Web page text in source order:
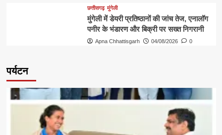
छत्तीसगढ़ मुंगेली
मुंगेली में डेयरी प्रतिष्ठानों की जांच तेज, एनालॉग
पनीर के भंडारण और बिक्री पर सख्त निगरानी
Apna Chhattisgarh 04/08/2026 0
पर्यटन